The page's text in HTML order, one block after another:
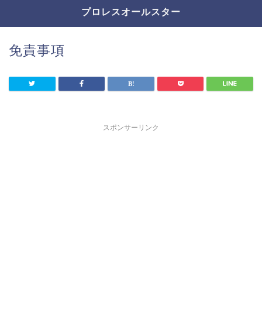
プロレスオールスター
免責事項
スポンサーリンク